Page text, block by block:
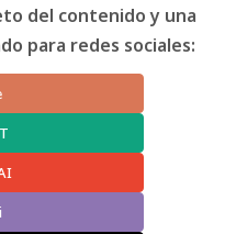
del contenido y una
para redes sociales: